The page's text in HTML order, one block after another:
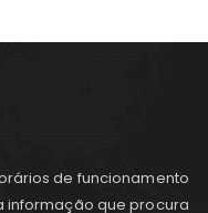
de funcionamento
informação que procura